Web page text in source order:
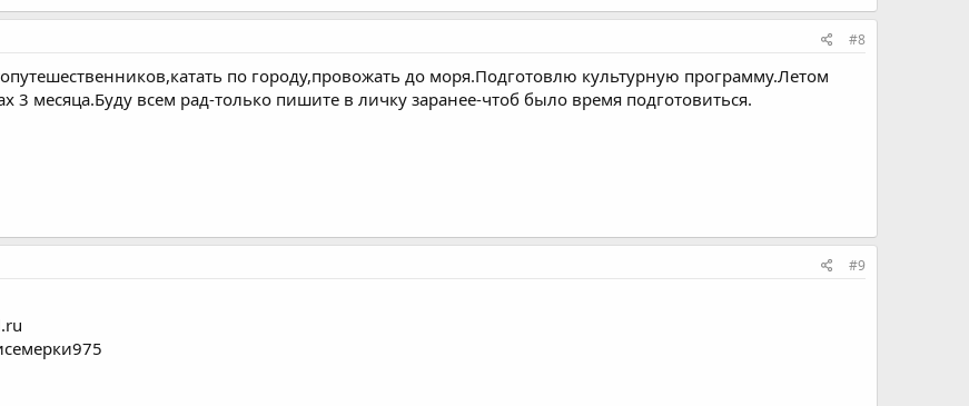
#8
по городу,провожать до моря.Подготовлю культурную программу.Летом
3 месяца.Буду всем рад-только пишите в личку заранее-чтоб было время подготовиться.
#9